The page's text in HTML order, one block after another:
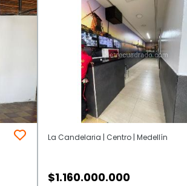
La Candelaria | Centro | Medellín
$1.160.000.000